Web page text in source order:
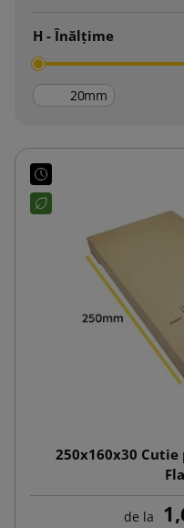
H - Înălțime
mm
250x160x30
de la